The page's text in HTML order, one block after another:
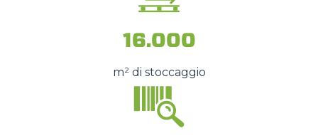
16.000
m² di stoccaggio